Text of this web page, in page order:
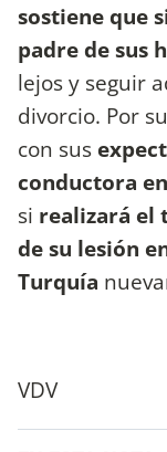
sostiene que
padre de sus
lejos y seguir
divorcio. Por
con sus
conductora
si realizará el
de su lesión
Turquía
VDV